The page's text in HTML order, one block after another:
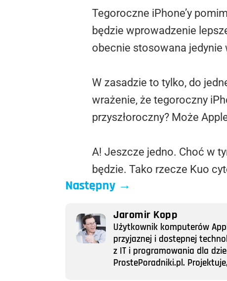
Tegoroczne iPhone’y
będzie wprowadzenie
obecnie stosowana jedynie
W zasadzie to tylko, do
wrażenie, że tegoroczny
przyszłoroczny? Może
A! Jeszcze jedno. Choć w
będzie. Tako rzecze Kuo
Następny →
Jaromir Kopp
Użytkownik komputerów
przyjaznej i dostępnej
z IT i programowania dla
ProstePoradniki.pl.